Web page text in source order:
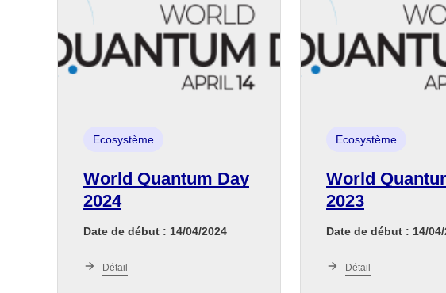
Ecosystème
World Quantum Day
2024
Date de début : 14/04/2024
Détail
Ecosystème
World
2023
Date de début : 14/04/
Détail